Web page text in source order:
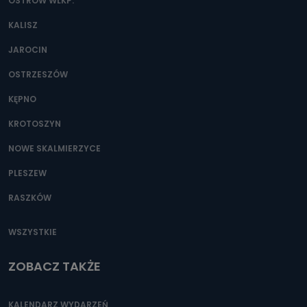
Można to zrobić pod numerem telefonu 62 735-51-05 lub
e-mailowo pod adresem: poczta@tvproart.pl
KALISZ
JAROCIN
OSTRZESZÓW
KĘPNO
KROTOSZYN
NOWE SKALMIERZYCE
PLESZEW
RASZKÓW
WSZYSTKIE
ZOBACZ TAKŻE
KALENDARZ WYDARZEŃ